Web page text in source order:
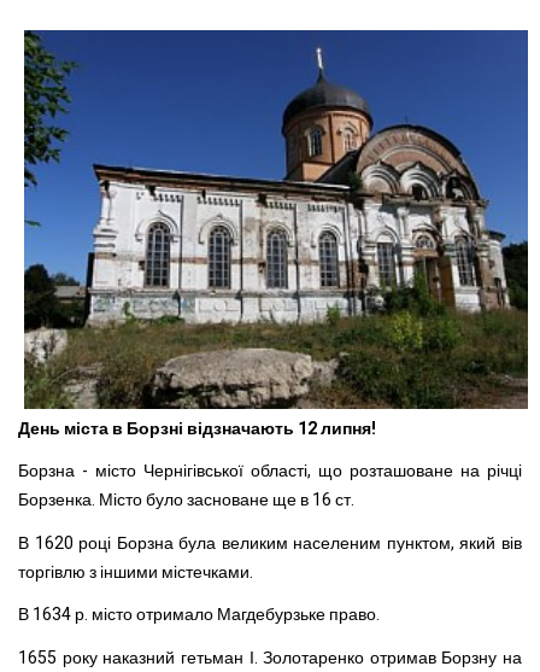
День міста в Борзні відзначають 12 липня!
Борзна - місто Чернігівської області, що розташоване на річці
Борзенка. Місто було засноване ще в 16 ст.
В 1620 році Борзна була великим населеним пунктом, який вів
торгівлю з іншими містечками.
В 1634 р. місто отримало Магдебурзьке право.
1655 року наказний гетьман І. Золотаренко отримав Борзну на